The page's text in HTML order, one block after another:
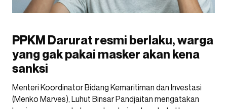
PPKM Darurat resmi berlaku, warga
yang gak pakai masker akan kena
sanksi
Menteri Koordinator Bidang Kemaritiman dan Investasi
(Menko Marves), Luhut Binsar Pandjaitan mengatakan